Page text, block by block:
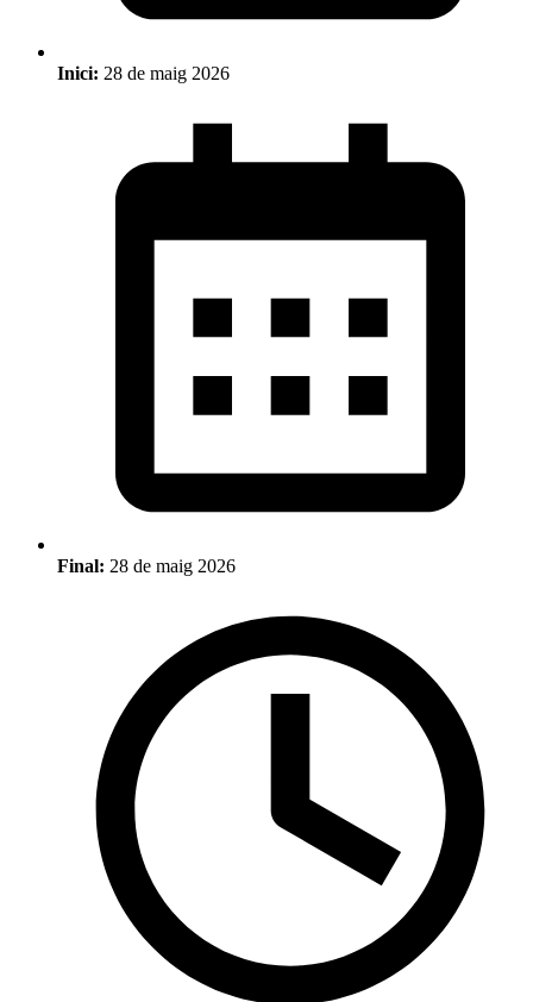
Inici: 28 de maig 2026
Final: 28 de maig 2026